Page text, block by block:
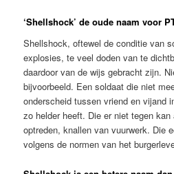
‘Shellshock’ de oude naam voor
Shellshock, oftewel de conditie van
explosies, te veel doden van te
daardoor van de wijs gebracht zijn.
bijvoorbeeld. Een soldaat die niet
onderscheid tussen vriend en vijand
zo helder heeft. Die er niet tegen
optreden, knallen van vuurwerk. Die
volgens de normen van het